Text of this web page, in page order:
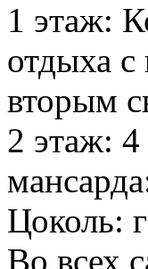
1 этаж:
отдыха с
вторым
2 этаж: 4
Цоколь:
Во всех